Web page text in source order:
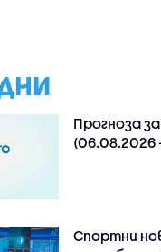
Прогноза
(06.08.2026
Спортни